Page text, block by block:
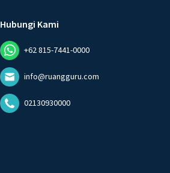
Hubungi Kami
+62 815-7441-0000
info@ruangguru.com
02130930000